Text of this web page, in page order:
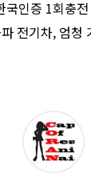
국인증 1회충
전기차, 엄청